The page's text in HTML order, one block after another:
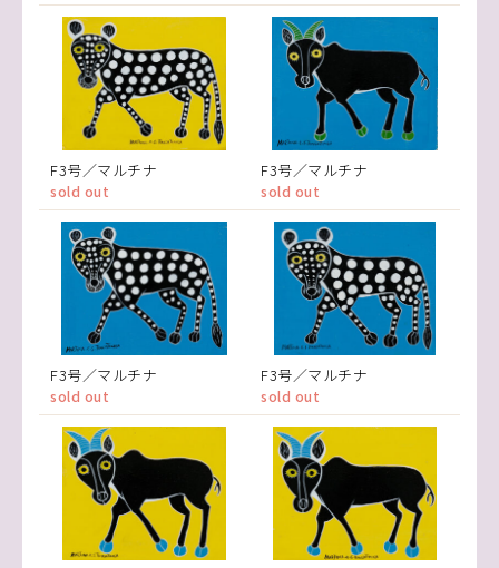
F3号／マルチナ
sold out
F3号／マルチナ
sold out
F3号／マルチナ
sold out
F3号／マルチナ
sold out